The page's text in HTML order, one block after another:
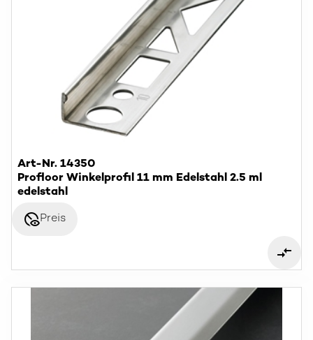
Art-Nr. 14350
Profloor Winkelprofil 11 mm Edelstahl 2.5 ml
edelstahl
disabled_visiblePreis